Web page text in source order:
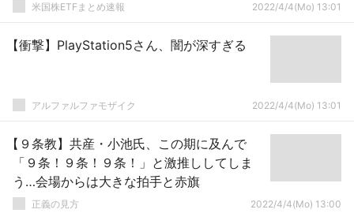
米国株ETFまとめ速報 2022/4/4(Mo) 13:01
【衝撃】PlayStation5さん、闇が深すぎる
アルファルファモザイク 2022/4/4(Mo) 13:01
【９条教】共産・小池氏、この期に及んで
「９条！９条！９条！」と激推ししてしま
う…会場からは大きな拍手と赤旗
正義の見方 2022/4/4(Mo) 13:00